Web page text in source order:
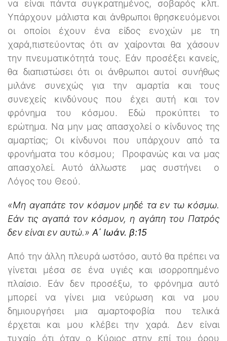
να είναι πάντα συγκρατημένος, σοβαρός κλπ.
Υπάρχουν μάλιστα και άνθρωποι θρησκευόμενοι
οι οποίοι έχουν ένα είδος ενοχών με τη
χαρά,πιστεύοντας ότι αν χαίρονται θα χάσουν
την πνευματικότητά τους. Εάν προσέξει κανείς,
θα διαπιστώσει ότι οι άνθρωποι αυτοί συνήθως
μιλάνε συνεχώς για την αμαρτία και τους
συνεχείς κινδύνους που έχει αυτή και τον
φρόνημα του κόσμου. Εδώ προκύπτει το
ερώτημα. Να μην μας απασχολεί ο κίνδυνος της
αμαρτίας; Οι κίνδυνοι που υπάρχουν από τα
φρονήματα του κόσμου; Προφανώς και να μας
απασχολεί. Αυτό άλλωστε μας συστήνει ο
Λόγος του Θεού.
«Μη αγαπάτε τον κόσμον μηδέ τα εν τω κόσμω.
Εάν τις αγαπά τον κόσμον, η αγάπη του Πατρός
δεν είναι εν αυτώ.» Α΄ Ιωάν. β:15
Από την άλλη πλευρά ωστόσο, αυτό θα πρέπει να
γίνεται μέσα σε ένα υγιές και ισορροπημένο
πλαίσιο. Εάν δεν προσέξω, το φρόνημα αυτό
μπορεί να γίνει μια νεύρωση και να μου
δημιουργήσει μια αμαρτοφοβία που τελικά
έρχεται και μου κλέβει την χαρά. Δεν είναι
τυχαίο ότι όταν ο Κύριος στην επί του όρου